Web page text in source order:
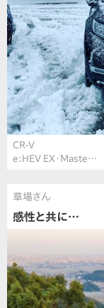
CR-V
e:HEV EX・Maste…
草場さん
感性と共に…